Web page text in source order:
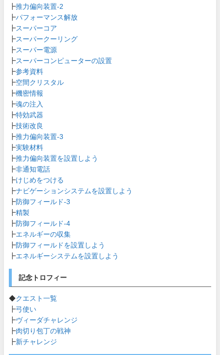
┣推力偏向装置-2
┣パフォーマンス解放
┣スーパーコア
┣スーパークーリング
┣スーパー電源
┣スーパーコンピューターの設置
┣参考資料
┣空間クリスタル
┣機密情報
┣魂の注入
┣特効武器
┣技術改良
┣推力偏向装置-3
┣実験材料
┣推力偏向装置を設置しよう
┣非通知電話
┣けじめをつける
┣ナビゲーションシステムを設置しよう
┣防御フィールド-3
┣精製
┣防御フィールド-4
┣エネルギーの収集
┣防御フィールドを設置しよう
┣エネルギーシステムを設置しよう
記念トロフィー
◆クエスト一覧
┣弓使い
┣ヴィーダチャレンジ
┣肉切り包丁の戦神
┣新チャレンジ